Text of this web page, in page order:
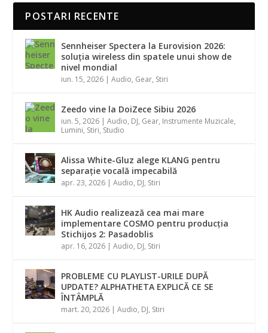
POSTARI RECENTE
Sennheiser Spectera la Eurovision 2026:
soluția wireless din spatele unui show de
nivel mondial
iun. 15, 2026 |Audio, Gear, Stiri
Zeedo vine la DoiZece Sibiu 2026
iun. 5, 2026 |Audio, DJ, Gear, Instrumente Muzicale,
Lumini, Stiri, Studio
Alissa White-Gluz alege KLANG pentru
separație vocală impecabilă
apr. 23, 2026 |Audio, DJ, Stiri
HK Audio realizează cea mai mare
implementare COSMO pentru producția
Stichijos 2: Pasadoblis
apr. 16, 2026 |Audio, DJ, Stiri
PROBLEME CU PLAYLIST-URILE DUPĂ
UPDATE? ALPHATHETA EXPLICĂ CE SE
ÎNTÂMPLĂ
mart. 20, 2026 |Audio, DJ, Stiri